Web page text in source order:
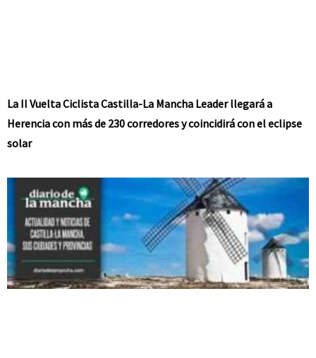
La II Vuelta Ciclista Castilla-La Mancha Leader llegará a
Herencia con más de 230 corredores y coincidirá con el eclipse
solar